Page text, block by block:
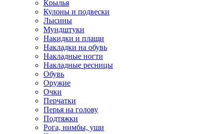
Крылья
Кулоны и подвески
Лысины
Мундштуки
Накидки и плащи
Накладки на обувь
Накладные ногти
Накладные ресницы
Обувь
Оружие
Очки
Перчатки
Перья на голову
Подтяжки
Рога, нимбы, уши